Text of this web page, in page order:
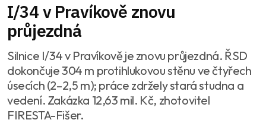
I/34 v Pravíkově znovu
průjezdná
Silnice I/34 v Pravíkově je znovu průjezdná. ŘSD
dokončuje 304 m protihlukovou stěnu ve čtyřech
úsecích (2–2,5 m); práce zdržely stará studna a
vedení. Zakázka 12,63 mil. Kč, zhotovitel
FIRESTA-Fišer.